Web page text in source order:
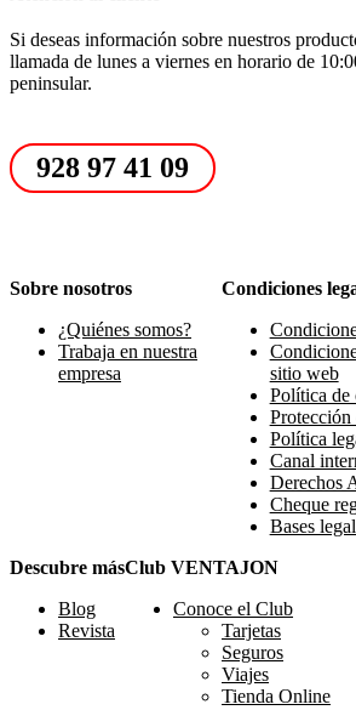
Si deseas información sobre nuestros
llamada de lunes a viernes en horario de
peninsular.
928 97 41 09
Sobre nosotros
¿Quiénes somos?
Trabaja en nuestra
empresa
Condiciones
sitio web
Política de
Protección
Política
Canal
Derechos
Cheque
Bases
Descubre más
Blog
Revista
Club VENTAJON
Conoce el Club
Tarjetas
Seguros
Viajes
Tienda Online